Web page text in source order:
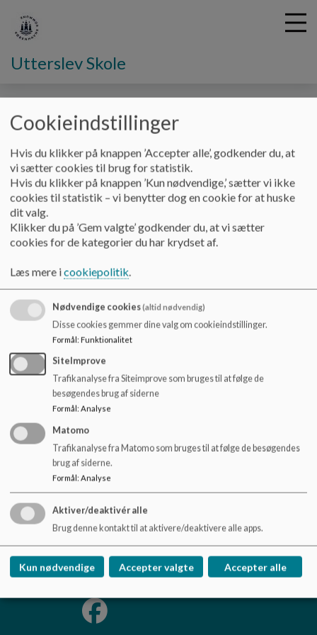
d
Utterslev Skole
Skolebestyrelsen Høringssvar
Høringssvar
Skolebestyrelsens høringssvar
Den 29. maj 2020:
Høringssvar vedrørende ændring af skoledistrikt
til skoleåret 2020/21
Den 24. september 2020:
Høringssvar vedrørende budgetmodel
Utterslev Skole og KKFO
Skoleholdervej 20
utterslevskole@kk.dk
33 66 92 00
EAN NR.
5798009375612
Tilgængelighedserklæring
Sitemap
Cookieindstillinger
Hvis du klikker på knappen ’Accepter alle’, godkender du, at
vi sætter cookies til brug for statistik.
Hvis du klikker på knappen ’Kun nødvendige,’ sætter vi ikke
cookies til statistik – vi benytter dog en cookie for at huske
dit valg.
Klikker du på ’Gem valgte’ godkender du, at vi sætter
cookies for de kategorier du har krydset af.
Læs mere icookiepolitik.
Nødvendige cookies(altid nødvendig)
Disse cookies gemmer dine valg om cookieindstillinger.
Formål: Funktionalitet
SiteImprove
Trafikanalyse fra Siteimprove som bruges til at følge de
besøgendes brug af siderne
Formål : Analyse
Matomo
Trafikanalyse fra Matomo som bruges til at følge de besøgendes
brug af siderne.
Formål: Analyse
Aktiver/deaktivér alle
Brug denne kontakt til at aktivere/deaktivere alle apps.
Kun nødvendige Accepter valgte Accepter alle